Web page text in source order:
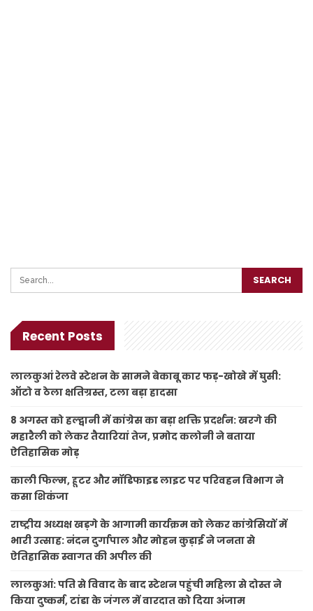
Recent Posts
लालकुआं रेलवे स्टेशन के सामने बेकाबू कार फड़-खोखे में घुसी:
ऑटो व ठेला क्षतिग्रस्त, टला बड़ा हादसा
8 अगस्त को हल्द्वानी में कांग्रेस का बड़ा शक्ति प्रदर्शन: खरगे की
महारैली को लेकर तैयारियां तेज, प्रमोद कलोनी ने बताया
ऐतिहासिक मोड़
काली फिल्म, हूटर और मॉडिफाइड लाइट पर परिवहन विभाग ने
कसा शिकंजा
राष्ट्रीय अध्यक्ष खड़गे के आगामी कार्यक्रम को लेकर कांग्रेसियों में
भारी उत्साह: नंदन दुर्गापाल और मोहन कुड़ाई ने जनता से
ऐतिहासिक स्वागत की अपील की
लालकुआं: पति से विवाद के बाद स्टेशन पहुंची महिला से दोस्त ने
किया दुष्कर्म, टांडा के जंगल में वारदात को दिया अंजाम